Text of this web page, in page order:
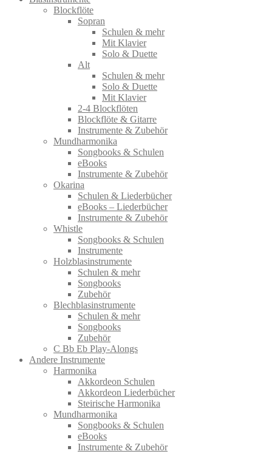
Blockflöte
Sopran
Schulen & mehr
Mit Klavier
Solo & Duette
Alt
Schulen & mehr
Solo & Duette
Mit Klavier
2-4 Blockflöten
Blockflöte & Gitarre
Instrumente & Zubehör
Mundharmonika
Songbooks & Schulen
eBooks
Instrumente & Zubehör
Okarina
Schulen & Liederbücher
eBooks – Liederbücher
Instrumente & Zubehör
Whistle
Songbooks & Schulen
Instrumente
Holzblasinstrumente
Schulen & mehr
Songbooks
Zubehör
Blechblasinstrumente
Schulen & mehr
Songbooks
Zubehör
C Bb Eb Play-Alongs
Andere Instrumente
Harmonika
Akkordeon Schulen
Akkordeon Liederbücher
Steirische Harmonika
Mundharmonika
Songbooks & Schulen
eBooks
Instrumente & Zubehör